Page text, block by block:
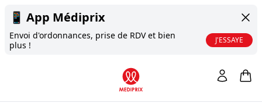
📱 App Médiprix
Envoi d'ordonnances, prise de RDV et bien
plus !
J'ESSAYE